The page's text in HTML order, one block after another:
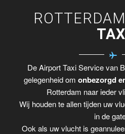
ROTTERDAM
De Airport Taxi Service van
gelegenheid om onbezorgd
Rotterdam naar ieder
Wij houden te allen tijden uw
in de
Ook als uw vlucht is